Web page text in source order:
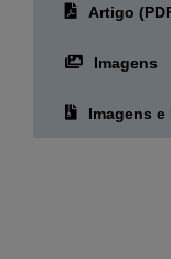
Artigo
Imagens
Imagens e